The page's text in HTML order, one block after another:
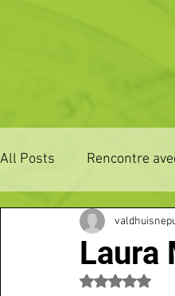
All Posts Rencontre
ZONE DE
3 JOURS LA FERTE
Laura
Noté NaN